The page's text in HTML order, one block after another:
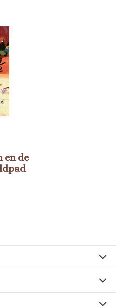
en de